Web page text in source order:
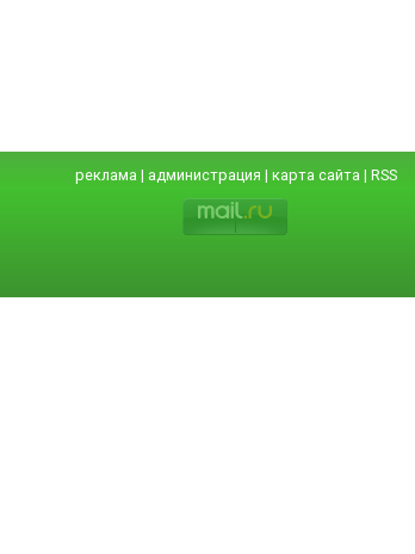
реклама | администрация | карта сайта | RSS